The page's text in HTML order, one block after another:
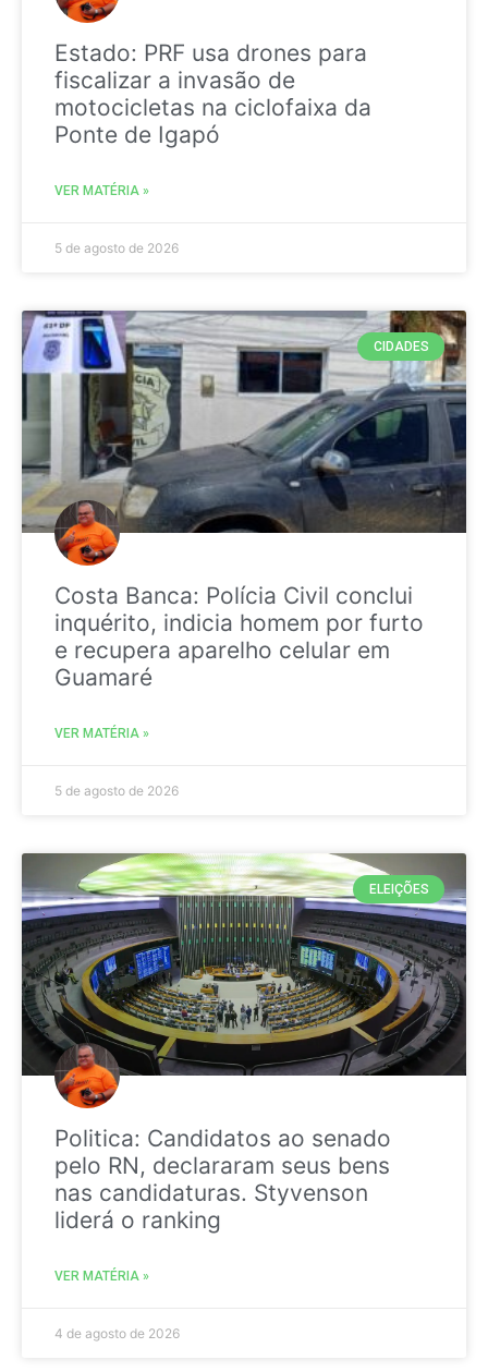
Estado: PRF usa drones para
fiscalizar a invasão de
motocicletas na ciclofaixa da
Ponte de Igapó
VER MATÉRIA »
5 de agosto de 2026
CIDADES
Costa Banca: Polícia Civil conclui
inquérito, indicia homem por furto
e recupera aparelho celular em
Guamaré
VER MATÉRIA »
5 de agosto de 2026
ELEIÇÕES
Politica: Candidatos ao senado
pelo RN, declararam seus bens
nas candidaturas. Styvenson
liderá o ranking
VER MATÉRIA »
4 de agosto de 2026